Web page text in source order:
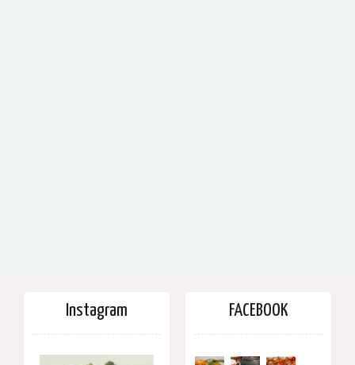
Instagram FACEBOOK